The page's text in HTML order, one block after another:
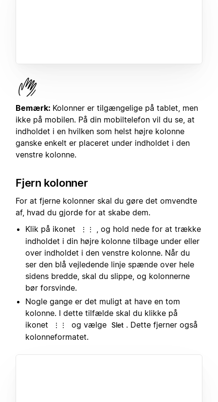
Bemærk: Kolonner er tilgængelige på tablet, men
ikke på mobilen. På din mobiltelefon vil du se, at
indholdet i en hvilken som helst højre kolonne
ganske enkelt er placeret under indholdet i den
venstre kolonne.
Fjern kolonner
For at fjerne kolonner skal du gøre det omvendte
af, hvad du gjorde for at skabe dem.
Klik på ikonet
⋮⋮
, og hold nede for at trække
indholdet i din højre kolonne tilbage under eller
over indholdet i den venstre kolonne. Når du
ser den blå vejledende linje spænde over hele
sidens bredde, skal du slippe, og kolonnerne
bør forsvinde.
Nogle gange er det muligt at have en tom
kolonne. I dette tilfælde skal du klikke på
ikonet
⋮⋮ og vælge Slet . Dette fjerner også
kolonneformatet.